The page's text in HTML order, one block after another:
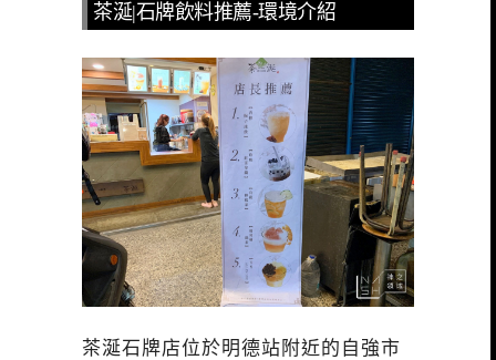
茶涎|石牌飲料推薦-環境介紹
茶涎石牌店位於明德站附近的自強市